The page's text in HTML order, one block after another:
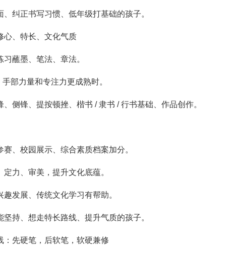
正书写习惯、低年级打基础的孩子。
、特长、文化气质
蘸墨、笔法、章法。
力量和专注力更成熟时。
锋、提按顿挫、楷书 / 隶书 / 行书基础、作品创作。
校园展示、综合素质档案加分。
力、审美，提升文化底蕴。
发展、传统文化学习有帮助。
、想走特长路线、提升气质的孩子。
先硬笔，后软笔，软硬兼修